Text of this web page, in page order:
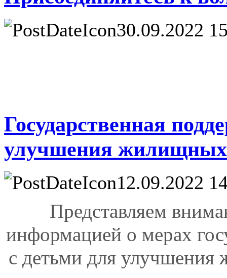
30.09.2022
Государственная
улучшения жилищных
12.09.2022
Представляем
информацией о мерах
с детьми для